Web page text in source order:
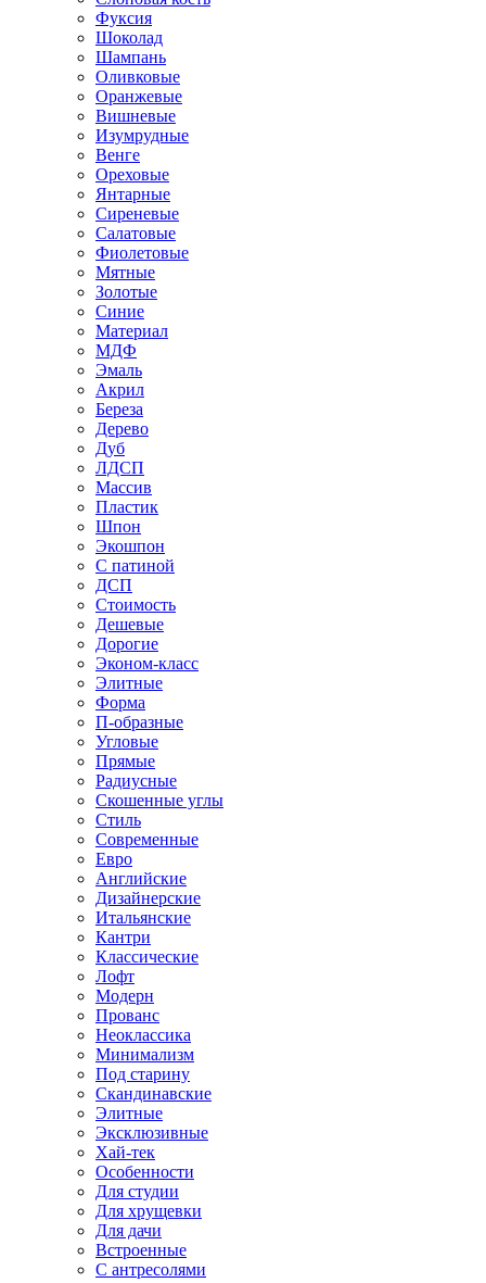
Фуксия
Шоколад
Шампань
Оливковые
Оранжевые
Вишневые
Изумрудные
Венге
Ореховые
Янтарные
Сиреневые
Салатовые
Фиолетовые
Мятные
Золотые
Синие
Материал
МДФ
Эмаль
Акрил
Береза
Дерево
Дуб
ЛДСП
Массив
Пластик
Шпон
Экошпон
С патиной
ДСП
Стоимость
Дешевые
Дорогие
Эконом-класс
Элитные
Форма
П-образные
Угловые
Прямые
Радиусные
Скошенные углы
Стиль
Современные
Евро
Английские
Дизайнерские
Итальянские
Кантри
Классические
Лофт
Модерн
Прованс
Неоклассика
Минимализм
Под старину
Скандинавские
Элитные
Эксклюзивные
Хай-тек
Особенности
Для студии
Для хрущевки
Для дачи
Встроенные
С антресолями